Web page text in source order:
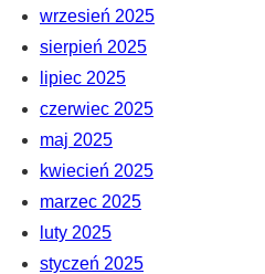
wrzesień 2025
sierpień 2025
lipiec 2025
czerwiec 2025
maj 2025
kwiecień 2025
marzec 2025
luty 2025
styczeń 2025